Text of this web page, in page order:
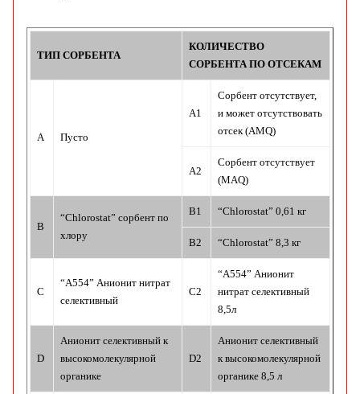
ТИП СОРБЕНТА
КОЛИЧЕСТВО
СОРБЕНТА ПО ОТСЕКАМ
A Пусто
A1
Сорбент отсутствует,
и может отсутствовать
отсек (AMQ)
A2
Сорбент отсутствует
(MAQ)
B
“Chlorostat” сорбент по
хлору
B1 “Chlorostat” 0,61 кг
B2 “Chlorostat” 8,3 кг
C
“A554” Анионит нитрат
селективный
C2
“A554” Анионит
нитрат селективный
8,5л
D
Анионит селективный к
высокомолекулярной
органике
D2
Анионит селективный
к высокомолекулярной
органике 8,5 л